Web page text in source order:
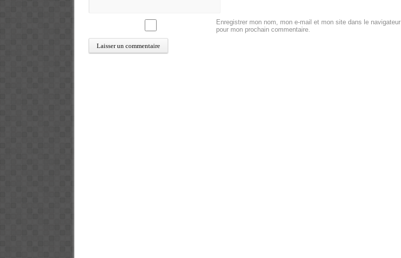
Enregistrer mon nom, mon e-mail et mon site dans le navigateur
pour mon prochain commentaire.